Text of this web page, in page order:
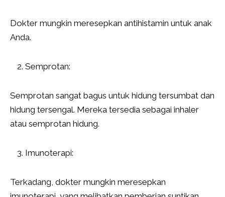
Dokter mungkin meresepkan antihistamin untuk anak
Anda.
Semprotan:
Semprotan sangat bagus untuk hidung tersumbat dan
hidung tersengal. Mereka tersedia sebagai inhaler
atau semprotan hidung.
Imunoterapi:
Terkadang, dokter mungkin meresepkan